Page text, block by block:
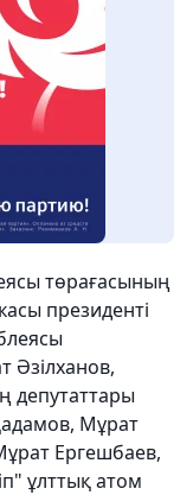
төрағасының
президенті
Әзілханов,
депутаттары
Мұрат
Ергешбаев,
ұлттық атом